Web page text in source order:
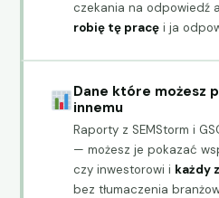
czekania na odpowiedź
robię tę pracę i ja
Dane które możesz
innemu
Raporty z SEMStorm i
— możesz je pokazać
czy inwestorowi i każdy
bez tłumaczenia